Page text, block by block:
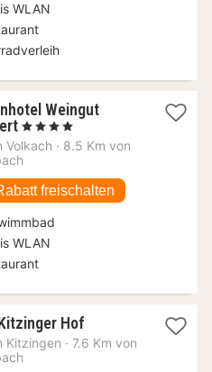
WLAN
Weingut
1
Nacht
ab
€
, 4 Sterne
Volkach · 8.5 Km von
freischalten
WLAN
Hof1
Nacht
Kitzingen · 7.6 Km von